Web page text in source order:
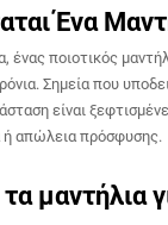
Ένα
ποιοτικός
Σημεία που
είναι
απώλεια πρόσφυσης.
μαντήλια